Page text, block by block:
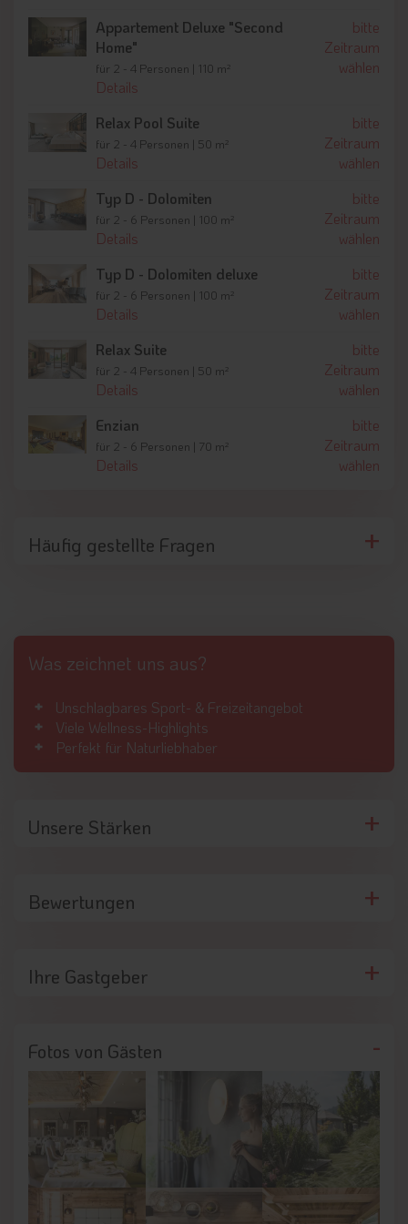
Appartement Deluxe "Second
Home"
für 2 - 4 Personen | 110 m²
Details
bitte
Zeitraum
wählen
Relax Pool Suite
für 2 - 4 Personen | 50 m²
Details
bitte
Zeitraum
wählen
Typ D - Dolomiten
für 2 - 6 Personen | 100 m²
Details
bitte
Zeitraum
wählen
Typ D - Dolomiten deluxe
für 2 - 6 Personen | 100 m²
Details
bitte
Zeitraum
wählen
Relax Suite
für 2 - 4 Personen | 50 m²
Details
bitte
Zeitraum
wählen
Enzian
für 2 - 6 Personen | 70 m²
Details
bitte
Zeitraum
wählen
Häufig gestellte Fragen
Was zeichnet uns aus?
Unschlagbares Sport- & Freizeitangebot
Viele Wellness-Highlights
Perfekt für Naturliebhaber
Unsere Stärken
Bewertungen
Ihre Gastgeber
Fotos von Gästen